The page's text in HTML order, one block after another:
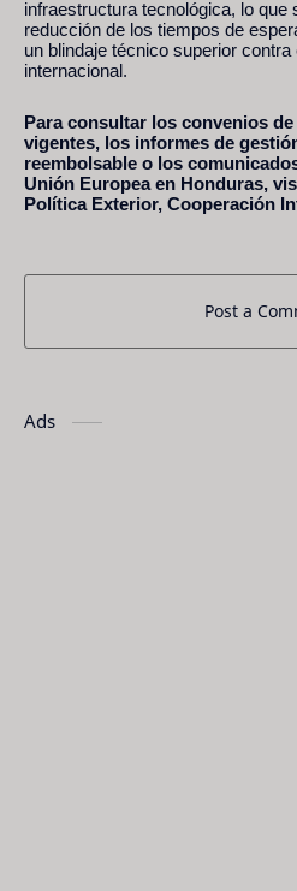
infraestructura tecnológica, lo que
reducción de los tiempos de
un blindaje técnico superior
internacional.
Para consultar los convenios
vigentes, los informes de
reembolsable o los
Unión Europea en Honduras,
Política Exterior, Cooperación
Post a
Ads